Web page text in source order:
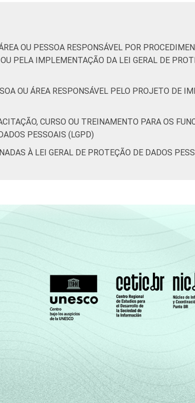
da Informação (Cetic.br), Pesquisa sobre
Eletrônico 2021.
OU PESSOA RESPONSÁVEL POR
PELA IMPLEMENTAÇÃO DA LEI GERAL DE
OU ÁREA RESPONSÁVEL PELO PROJETO DE
CURSO OU TREINAMENTO PARA OS
PESSOAIS (LGPD)
À LEI GERAL DE PROTEÇÃO DE DADOS